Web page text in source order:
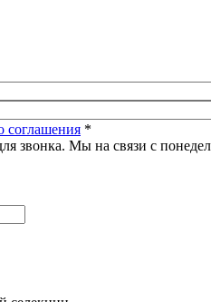
соглашения *
звонка. Мы на связи с